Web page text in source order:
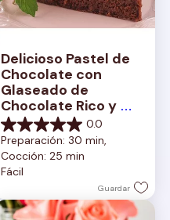
Delicioso Pastel de
Chocolate con
Glaseado de
Chocolate Rico y
Cremoso
0.0
0.0
de
5
estrellas.
Preparación: 30 min,
Cocción: 25 min
Fácil
Guardar